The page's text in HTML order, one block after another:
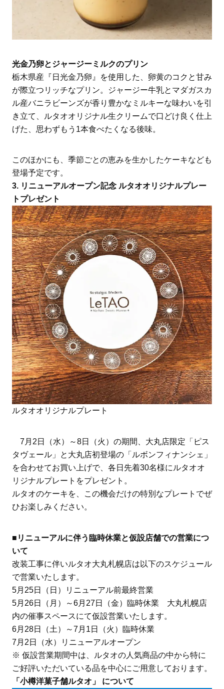
光金乃卵とジャージーミルクのプリン
栃木県産『日光金乃卵』を使用した、卵黄のコクと甘み
が際立つリッチなプリン。ジャージー牛乳とマダガスカ
ル産バニラビーンズが香り豊かなミルキーな味わいを引
き立て、ルタオオリジナル生クリームで口どけ良く仕上
げた、思わずもう1本食べたくなる後味。
このほかにも、季節ごとの恵みを生かしたケーキなども
登場予定です。
3. リニューアルオープン記念 ルタオオリジナルプレー
トプレゼント
ルタオオリジナルプレート
7月2日（水）～8日（火）の期間、大丸店限定「ピス
タヴェール」と大丸店初登場の「ルボンフィナンシェ」
を合わせてお買い上げで、各日先着30名様にルタオオ
リジナルプレートをプレゼント。
ルタオのケーキを、この機会だけの特別なプレートでぜ
ひお楽しみください。
■リニューアルに伴う臨時休業と仮設店舗での営業につ
いて
改装工事に伴いルタオ大丸札幌店は以下のスケジュール
で営業いたします。
5月25日（日）リニューアル前最終営業
5月26日（月）～6月27日（金）臨時休業 大丸札幌店
内の催事スペースにて仮設営業いたします。
6月28日（土）～7月1日（火）臨時休業
7月2日（水）リニューアルオープン
※ 仮設営業期間中は、ルタオの人気商品の中から特に
ご好評いただいている品を中心にご用意しております。
「小樽洋菓子舗ルタオ」 について